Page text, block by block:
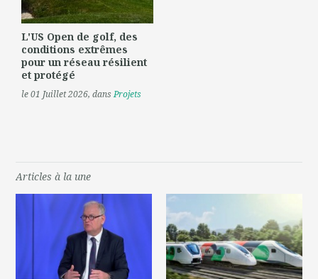
L'US Open de golf, des
conditions extrêmes
pour un réseau résilient
et protégé
le 01 Juillet 2026, dansProjets
Articles à la une